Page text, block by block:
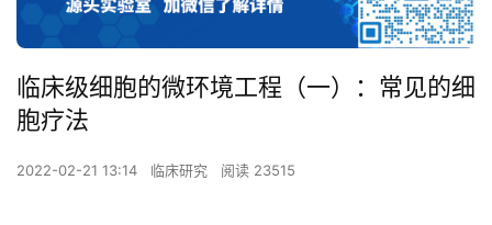
临床级细胞的微环境工程（一）：常见的细
胞疗法
2022-02-21 13:14 临床研究 阅读 23515